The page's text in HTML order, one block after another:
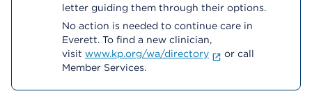
letter guiding them through their options.
No action is needed to continue care in
Everett. To find a new clinician,
visit www.kp.org/wa/directory
or call
Member Services.